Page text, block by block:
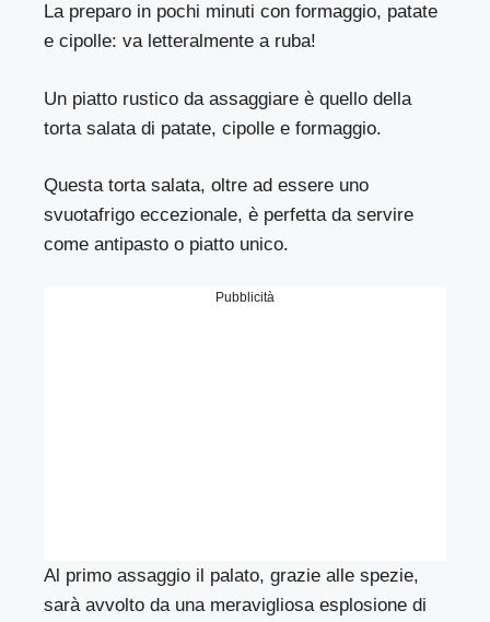
La preparo in pochi minuti con formaggio, patate
e cipolle: va letteralmente a ruba!
Un piatto rustico da assaggiare è quello della
torta salata di patate, cipolle e formaggio.
Questa torta salata, oltre ad essere uno
svuotafrigo eccezionale, è perfetta da servire
come antipasto o piatto unico.
Pubblicità
Al primo assaggio il palato, grazie alle spezie,
sarà avvolto da una meravigliosa esplosione di